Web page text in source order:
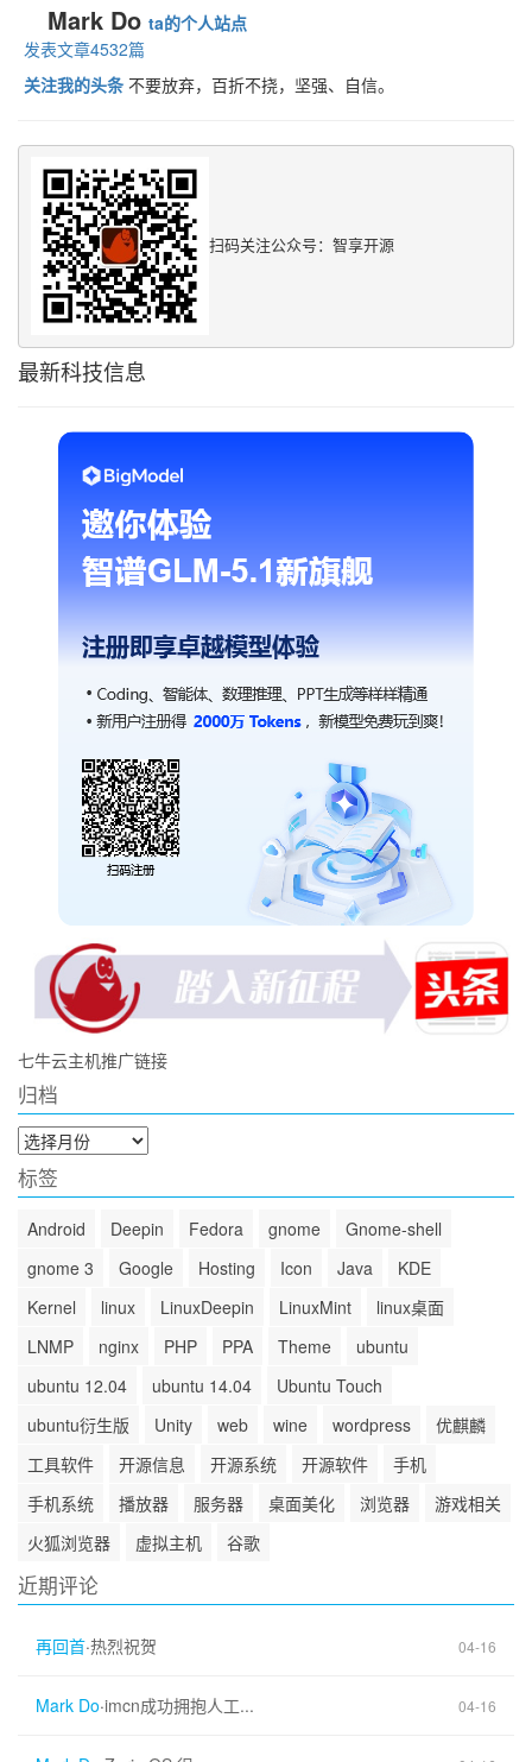
Mark Do ta的个人站点
发表文章4532篇
关注我的头条 不要放弃，百折不挠，坚强、自信。
扫码关注公众号：智享开源
最新科技信息
七牛云主机推广链接
归档
归
档
标签
Android Deepin Fedora gnome
Gnome-shell
gnome 3
Google Hosting Icon Java
KDE
Kernel
linux LinuxDeepin LinuxMint
linux桌面
LNMP
nginx PHP PPA Theme
ubuntu
ubuntu 12.04
ubuntu 14.04
Ubuntu Touch
ubuntu衍生版
Unity web wine wordpress
优麒麟
工具软件
开源信息 开源系统 开源软件
手机
手机系统
播放器 服务器 桌面美化 浏览器
游戏相关
火狐浏览器
虚拟主机 谷歌
近期评论
再回首·热烈祝贺 04-16
Mark Do·imcn成功拥抱人工... 04-16